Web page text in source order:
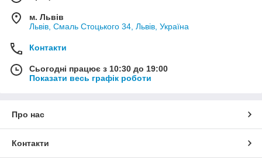
м. Львів
Львів, Смаль Стоцького 34, Львів, Україна
Контакти
Сьогодні працює з 10:30 до 19:00
Показати весь графік роботи
Про нас
Контакти